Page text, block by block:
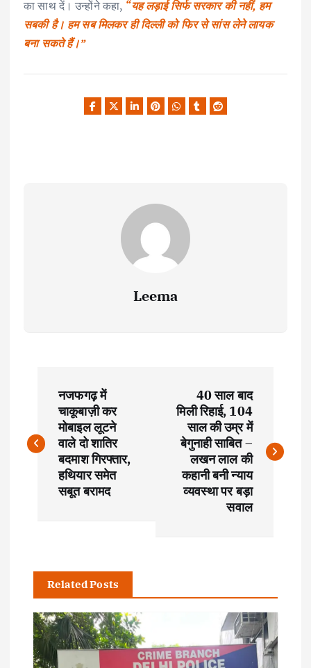
का साथ दें। उन्होंने कहा, “यह लड़ाई सिर्फ सरकार की नहीं, हम
सबकी है। हम सब मिलकर ही दिल्ली को फिर से सांस लेने लायक
बना सकते हैं।”
Leema
s
g
नजफगढ़ में
चाकूबाज़ी कर
मोबाइल लूटने
वाले दो शातिर
बदमाश गिरफ्तार,
हथियार समेत
सबूत बरामद
40 साल बाद
मिली रिहाई, 104
साल की उम्र में
बेगुनाही साबित –
लखन लाल की
कहानी बनी न्याय
व्यवस्था पर बड़ा
सवाल
Related Posts